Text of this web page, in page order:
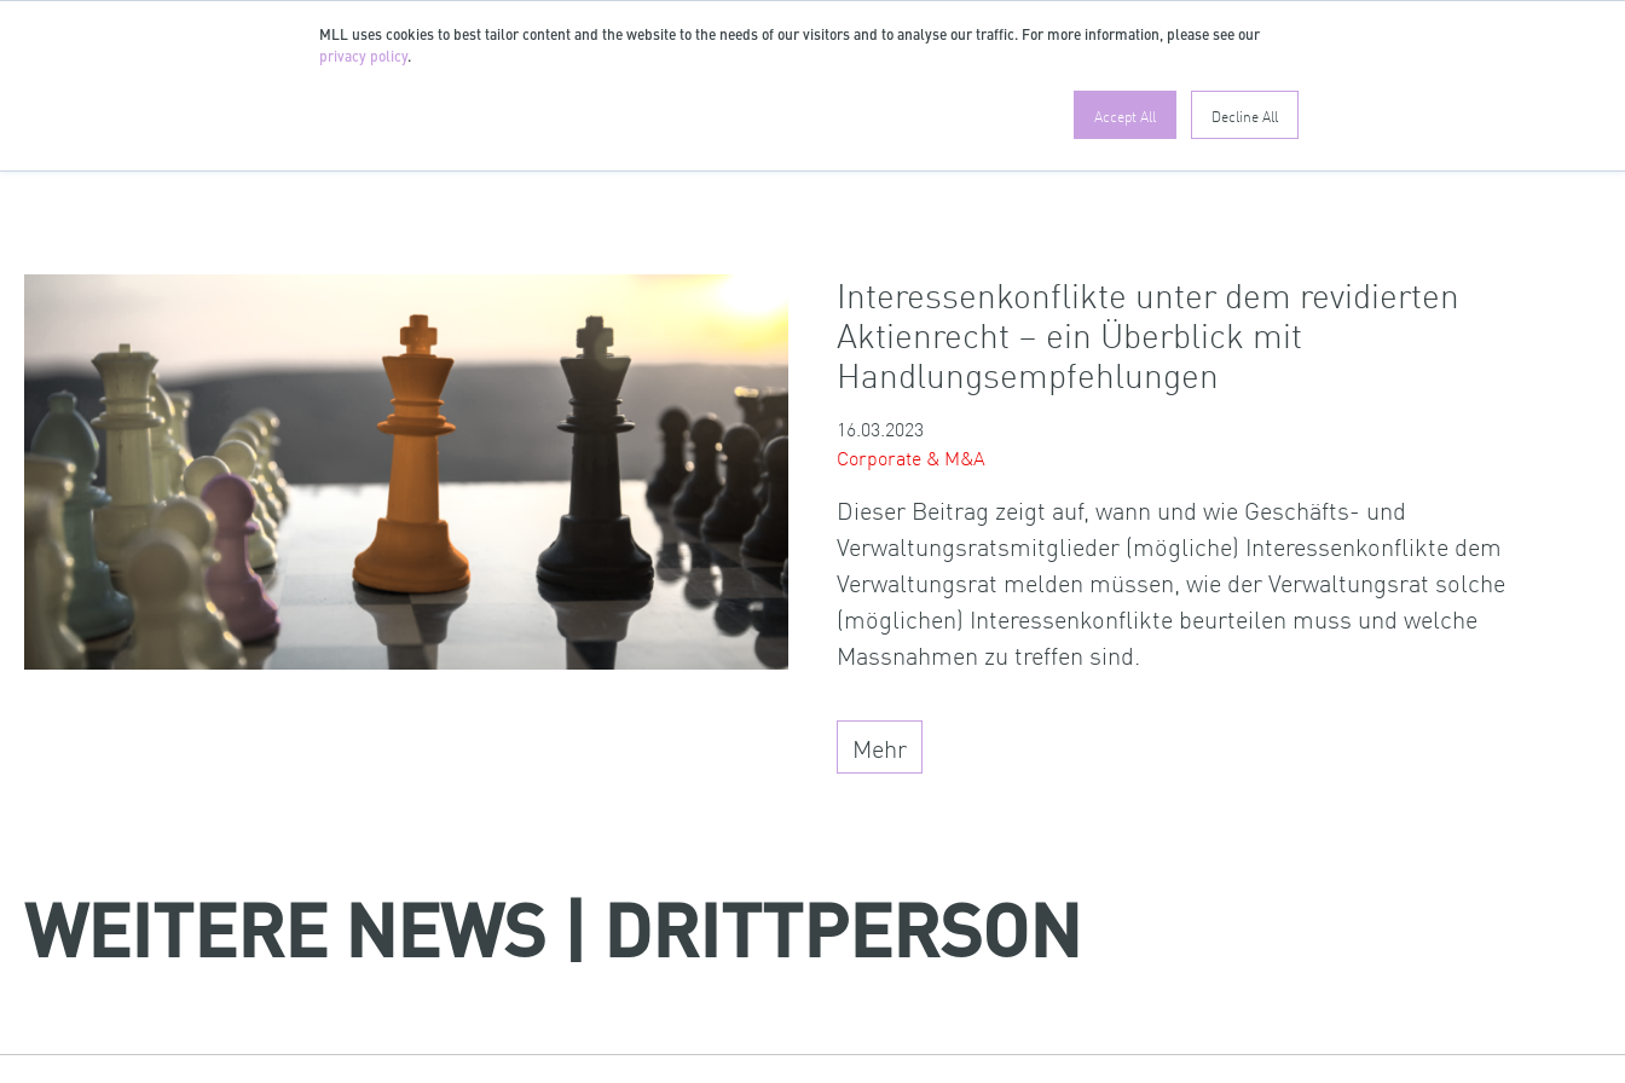
MLL uses cookies to best tailor content and the website to the needs of our visitors and to analyse our traffic. For more information, please see our
privacy policy.
Accept All Decline All
Interessenkonflikte unter dem revidierten
Aktienrecht – ein Überblick mit
Handlungsempfehlungen
16.03.2023
Corporate & M&A
Dieser Beitrag zeigt auf, wann und wie Geschäfts- und
Verwaltungsratsmitglieder (mögliche) Interessenkonflikte dem
Verwaltungsrat melden müssen, wie der Verwaltungsrat solche
(möglichen) Interessenkonflikte beurteilen muss und welche
Massnahmen zu treffen sind.
Mehr
WEITERE NEWS | DRITTPERSON